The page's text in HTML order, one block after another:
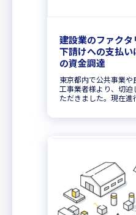
建設業のファク
下請けへの支払
の資金調達
東京都内で公共事業
工事業者様より、切
ただきました。現在進
ため、工期がやむなく